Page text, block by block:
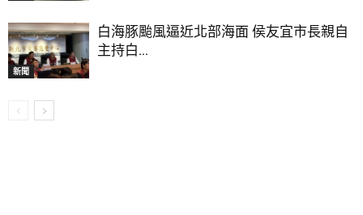
新聞
白海豚颱風逼近北部海面 侯友宜市長親自
主持白...